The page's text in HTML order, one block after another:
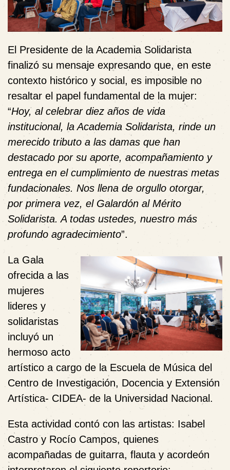
El Presidente de la Academia Solidarista
finalizó su mensaje expresando que, en este
contexto histórico y social, es imposible no
resaltar el papel fundamental de la mujer:
“Hoy, al celebrar diez años de vida
institucional, la Academia Solidarista, rinde un
merecido tributo a las damas que han
destacado por su aporte, acompañamiento y
entrega en el cumplimiento de nuestras metas
fundacionales. Nos llena de orgullo otorgar,
por primera vez, el Galardón al Mérito
Solidarista. A todas ustedes, nuestro más
profundo agradecimiento”.
La Gala
ofrecida a las
mujeres
lideres y
solidaristas
incluyó un
hermoso acto
artístico a cargo de la Escuela de Música del
Centro de Investigación, Docencia y Extensión
Artística- CIDEA- de la Universidad Nacional.
Esta actividad contó con las artistas: Isabel
Castro y Rocío Campos, quienes
acompañadas de guitarra, flauta y acordeón